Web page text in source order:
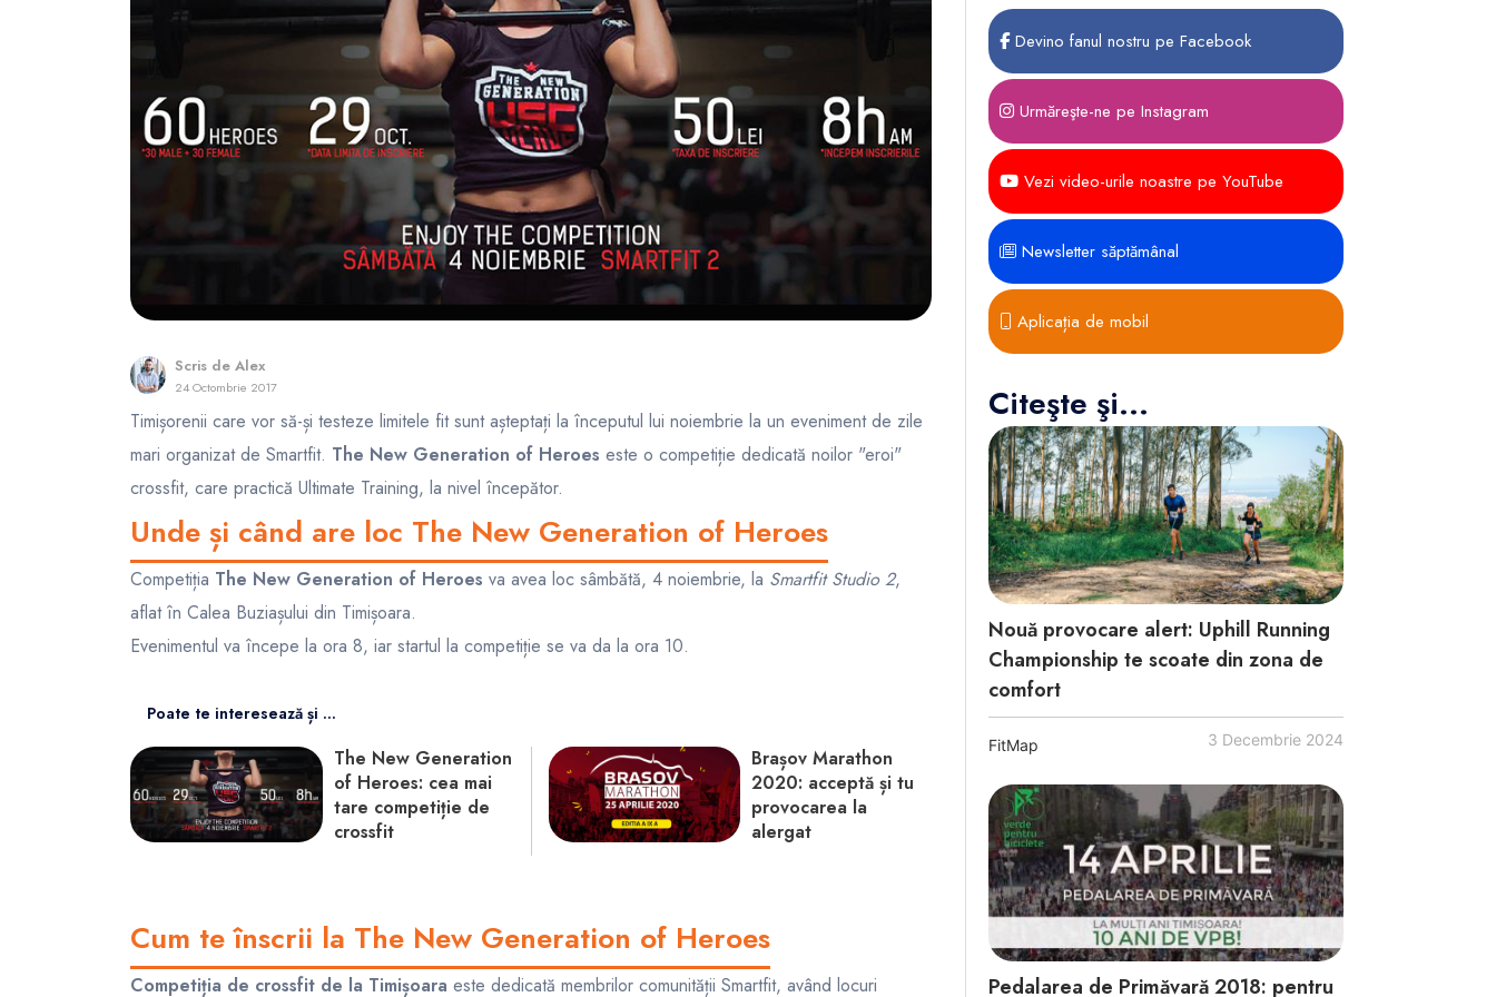
FunOne
Scris de Alex
24 Octombrie 2017
Timișorenii care vor să-și testeze limitele fit sunt așteptați la începutul lui noiembrie la un eveniment de zile
mari organizat de Smartfit. The New Generation of Heroes este o competiție dedicată noilor "eroi"
crossfit, care practică Ultimate Training, la nivel începător.
Unde și când are loc The New Generation of Heroes
Competiția The New Generation of Heroes va avea loc sâmbătă, 4 noiembrie, la Smartfit Studio 2,
aflat în Calea Buziașului din Timișoara.
Evenimentul va începe la ora 8, iar startul la competiție se va da la ora 10.
Poate te interesează și ...
The New Generation
of Heroes: cea mai
tare competiție de
crossfit
Brașov Marathon
2020: acceptă și tu
provocarea la
alergat
Cum te înscrii la The New Generation of Heroes
Competiția de crossfit de la Timișoara este dedicată membrilor comunității Smartfit, având locuri
Devino fanul nostru pe Facebook
Urmăreşte-ne pe Instagram
Vezi video-urile noastre pe YouTube
Newsletter săptămânal
Aplicația de mobil
Citeşte şi...
Nouă provocare alert: Uphill Running
Championship te scoate din zona de
comfort
FitMap 3 Decembrie 2024
Pedalarea de Primăvară 2018: pentru